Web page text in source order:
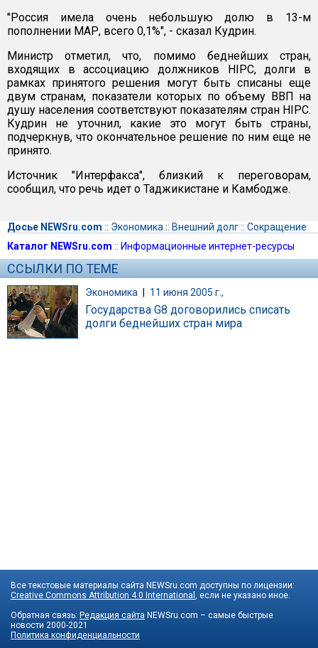
"Россия имела очень небольшую долю в 13-м
пополнении МАР, всего 0,1%", - сказал Кудрин.
Министр отметил, что, помимо беднейших стран,
входящих в ассоциацию должников HIPC, долги в
рамках принятого решения могут быть списаны еще
двум странам, показатели которых по объему ВВП на
душу населения соответствуют показателям стран HIPC.
Кудрин не уточнил, какие это могут быть страны,
подчеркнув, что окончательное решение по ним еще не
принято.
Источник "Интерфакса", близкий к переговорам,
сообщил, что речь идет о Таджикистане и Камбодже.
Досье NEWSru.com :: Экономика :: Внешний долг:: Сокращение
Каталог NEWSru.com :: Информационные интернет-ресурсы
ССЫЛКИ ПО ТЕМЕ
Экономика | 11 июня 2005 г.,
Государства G8 договорились списать
долги беднейших стран мира
Все текстовые материалы сайта NEWSru.com доступны по лицензии:
Creative Commons Attribution 4.0 International
, если не указано иное.
Обратная связь: Редакция сайта NEWSru.com – самые быстрые
новости 2000-2021
Политика конфиденциальности